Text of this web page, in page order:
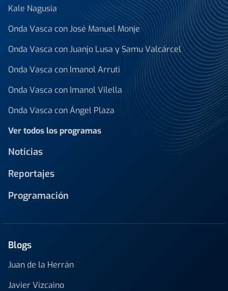
Kale Nagusia
Onda Vasca con José Manuel Monje
Onda Vasca con Juanjo Lusa y Samu Valcárcel
Onda Vasca con Imanol Arruti
Onda Vasca con Imanol Vilella
Onda Vasca con Ángel Plaza
Ver todos los programas
Noticias
Reportajes
Programación
Blogs
Juan de la Herrán
Javier Vizcaino